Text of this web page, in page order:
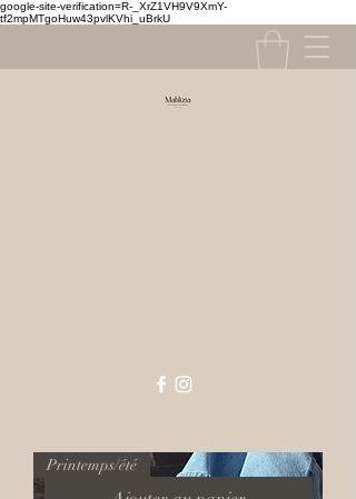
google-site-verification=R-_XrZ1VH9V9XmY-
tf2mpMTgoHuw43pvlKVhi_uBrkU
Printemps/été